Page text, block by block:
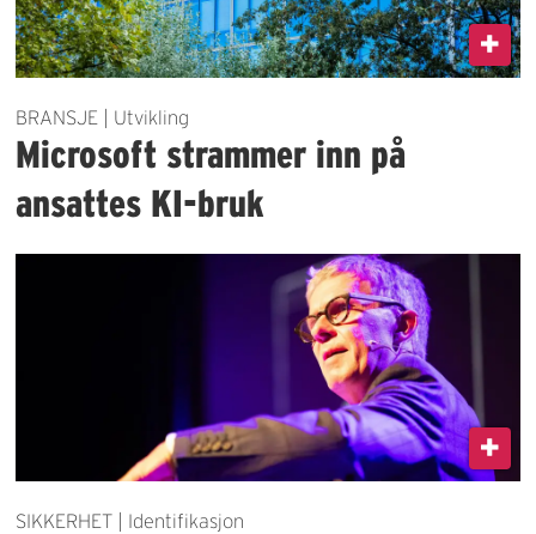
BRANSJE | Utvikling
Microsoft strammer inn på
ansattes KI-bruk
SIKKERHET | Identifikasjon